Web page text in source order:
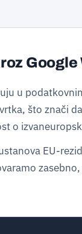
Google
u
što znači
o
EU-